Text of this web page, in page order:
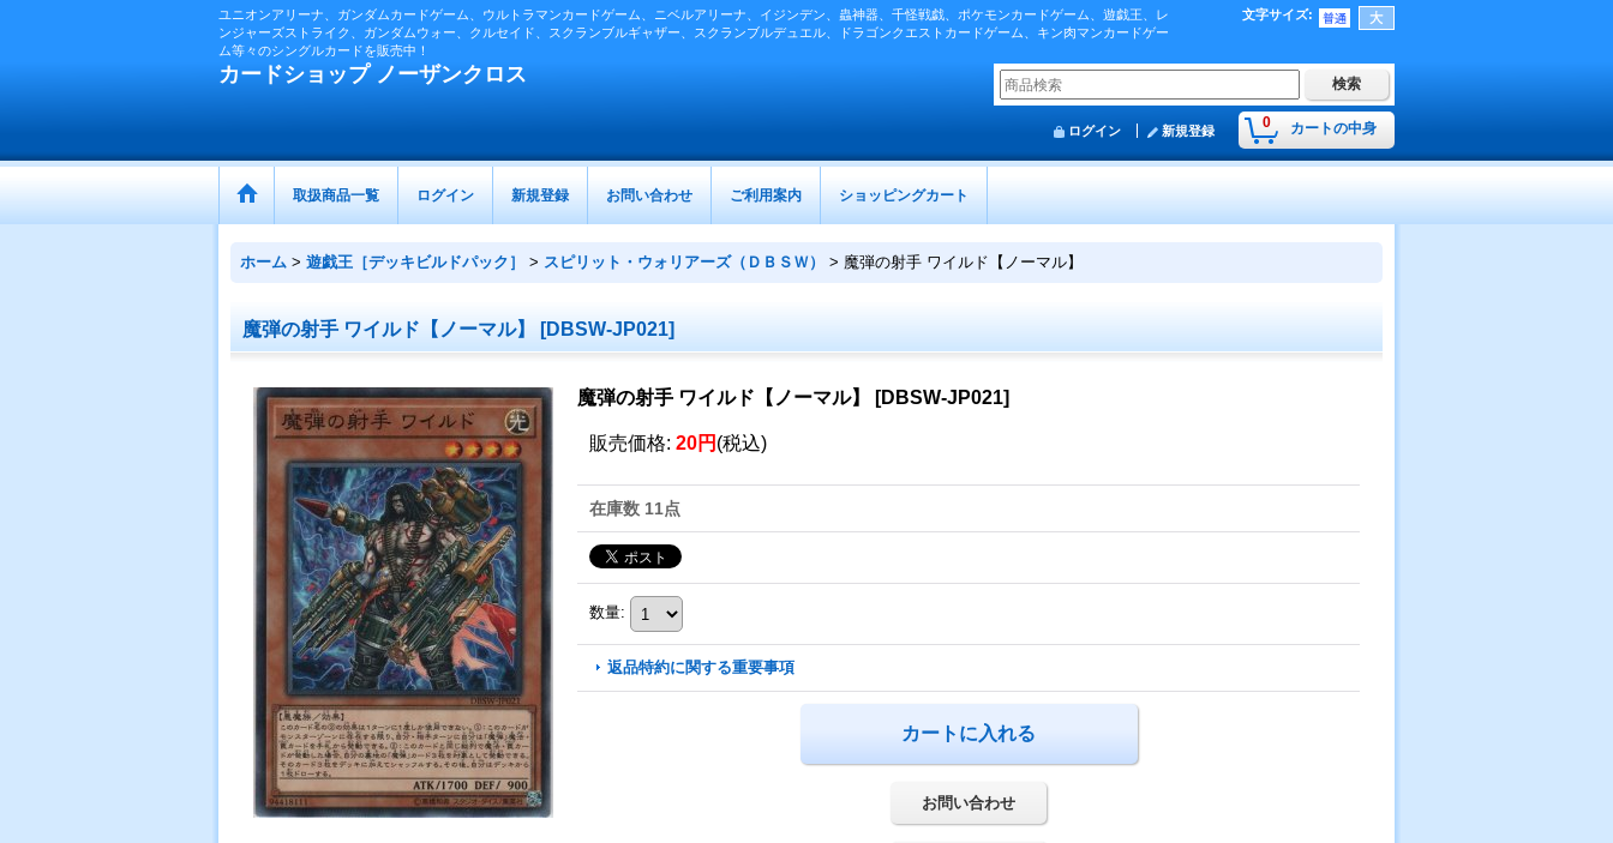
ユニオンアリーナ、ガンダムカードゲーム、ウルトラマンカードゲーム、ニベルアリーナ、イジンデン、蟲神器、千怪戦戯、ポケモンカードゲーム、遊戯王、レ
ンジャーズストライク、ガンダムウォー、クルセイド、スクランブルギャザー、スクランブルデュエル、ドラゴンクエストカードゲーム、キン肉マンカードゲー
ム等々のシングルカードを販売中！
文字サイズ:
カードショップ ノーザンクロス
0 カートの中身
ログイン 新規登録
取扱商品一覧 ログイン 新規登録 お問い合わせ ご利用案内 ショッピングカート
ホーム > 遊戯王［デッキビルドパック］ > スピリット・ウォリアーズ（ＤＢＳＷ） > 魔弾の射手 ワイルド【ノーマル】
魔弾の射手 ワイルド【ノーマル】 [DBSW-JP021]
魔弾の射手 ワイルド【ノーマル】 [DBSW-JP021]
販売価格: 20円 (税込)
在庫数 11点
数量:
返品特約に関する重要事項
お問い合わせ